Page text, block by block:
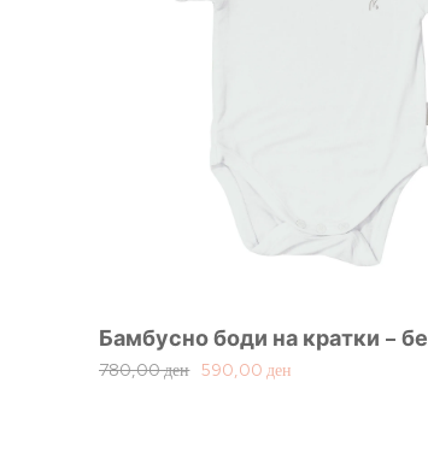
Бамбусно боди на кратки –
780,00ден 590,00ден